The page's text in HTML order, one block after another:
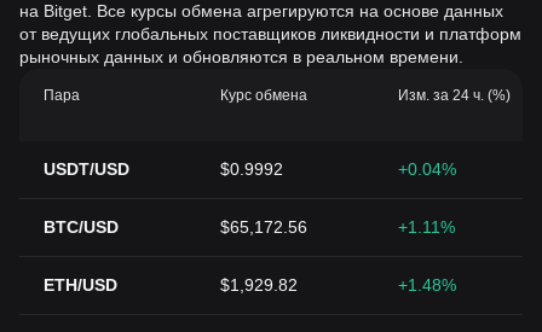
на Bitget. Все курсы обмена агрегируются на основе данных
от ведущих глобальных поставщиков ликвидности и платформ
рыночных данных и обновляются в реальном времени.
Пара Курс обмена Изм. за 24 ч. (%)
USDT/USD $0.9992 +0.04%
BTC/USD $65,172.56 +1.11%
ETH/USD $1,929.82 +1.48%